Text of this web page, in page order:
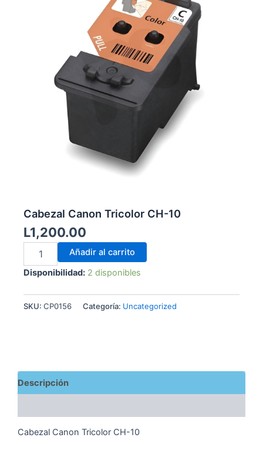
Cabezal Canon Tricolor CH-10
L1,200.00
Canon
Tricolor
10
cantidad
Añadir al carrito
Disponibilidad: 2 disponibles
SKU: CP0156 Categoría: Uncategorized
Descripción
Cabezal Canon Tricolor CH-10